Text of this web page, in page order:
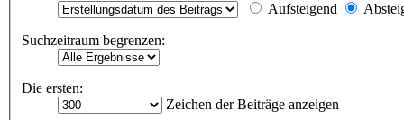
Aufsteigend
Suchzeitraum begrenzen:
Die ersten:
Zeichen der Beiträge anzeigen